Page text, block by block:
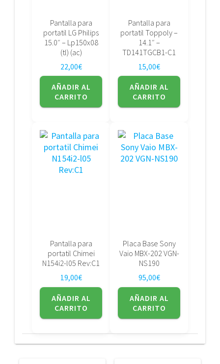
Pantalla para
portatil LG Philips
15.0″ – Lp150x08
(tl) (ac)
22,00€
AÑADIR AL
CARRITO
Pantalla para
portatil Toppoly –
14.1″ –
TD141TGCB1-C1
15,00€
AÑADIR AL
CARRITO
Pantalla para
portatil Chimei
N154i2-l05 Rev:C1
19,00€
AÑADIR AL
CARRITO
Placa Base Sony
Vaio MBX-202 VGN-
NS190
95,00€
AÑADIR AL
CARRITO